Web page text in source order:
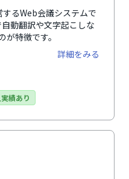
るWeb会議システムで
動翻訳や文字起こしな
特徴です。
詳細をみる
績あり